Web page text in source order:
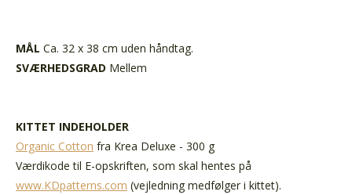
MÅL Ca. 32 x 38 cm uden håndtag.
SVÆRHEDSGRAD Mellem
KITTET INDEHOLDER
Organic Cotton fra Krea Deluxe - 300 g
Værdikode til E-opskriften, som skal hentes på
www.KDpatterns.com (vejledning medfølger i kittet).